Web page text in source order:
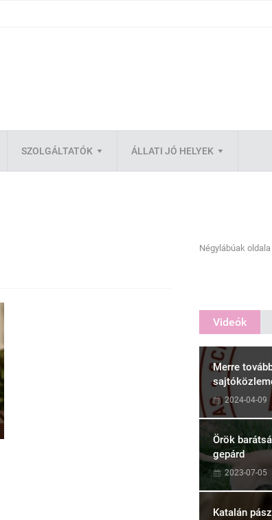
SZOLGÁLTATÓK ÁLLATI JÓ HELYEK
Négylábúak oldala
Videók
Merre
2024-04-09
Örök
gepárd
2023-07-05
Katalán